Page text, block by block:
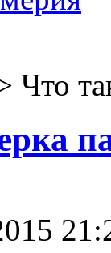
Что